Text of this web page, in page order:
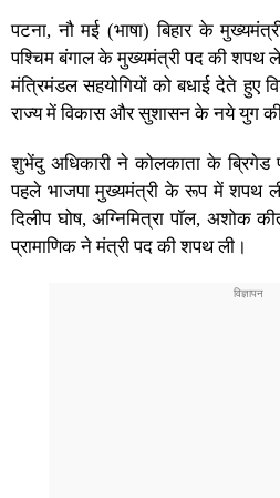
पटना, नौ मई (भाषा) बिहार के
पश्चिम बंगाल के मुख्यमंत्री पद की
मंत्रिमंडल सहयोगियों को बधाई देते हुए
राज्य में विकास और सुशासन के नये युग
शुभेंदु अधिकारी ने कोलकाता के ब्रिगेड
पहले भाजपा मुख्यमंत्री के रूप में शपथ
दिलीप घोष, अग्निमित्रा पॉल, अशोक
प्रामाणिक ने मंत्री पद की शपथ ली।